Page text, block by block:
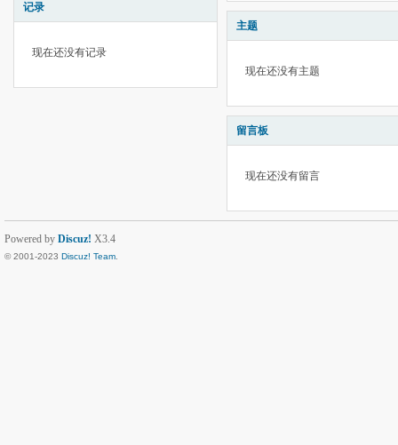
记录
现在还没有记录
主题
现在还没有主题
留言板
现在还没有留言
Powered by Discuz! X3.4
© 2001-2023 Discuz! Team